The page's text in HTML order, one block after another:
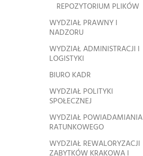
REPOZYTORIUM PLIKÓW
WYDZIAŁ PRAWNY I
NADZORU
WYDZIAŁ ADMINISTRACJI I
LOGISTYKI
BIURO KADR
WYDZIAŁ POLITYKI
SPOŁECZNEJ
WYDZIAŁ POWIADAMIANIA
RATUNKOWEGO
WYDZIAŁ REWALORYZACJI